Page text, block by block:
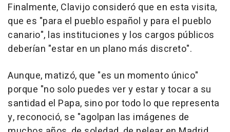
Finalmente, Clavijo consideró que en esta visita,
que es "para el pueblo español y para el pueblo
canario", las instituciones y los cargos públicos
deberían "estar en un plano más discreto".
Aunque, matizó, que "es un momento único"
porque "no solo puedes ver y estar y tocar a su
santidad el Papa, sino por todo lo que representa
y, reconoció, se "agolpan las imágenes de